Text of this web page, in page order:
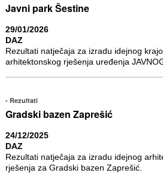
Javni park Šestine
29/01/2026
DAZ
Rezultati natječaja za izradu idejnog
arhitektonskog rješenja uređenja
Rezultati
Gradski bazen Zaprešić
24/12/2025
DAZ
Rezultati natječaja za izradu idejnog
rješenja za Gradski bazen Zaprešić.